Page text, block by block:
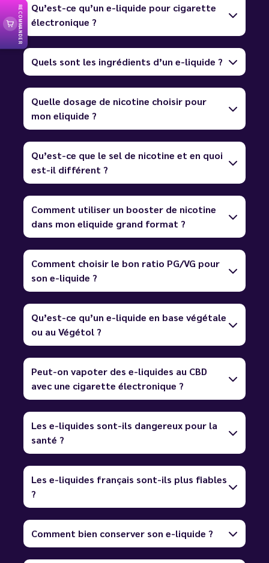
Qu’est-ce qu’un e-liquide pour cigarette
électronique ?
Quels sont les ingrédients d’un e-liquide ?
Quelle dosage de nicotine choisir pour
mon eliquide ?
Qu’est-ce que le sel de nicotine et en quoi
est-il différent ?
Comment utiliser un booster de nicotine
dans mon eliquide grand format ?
Comment choisir le bon ratio PG/VG pour
son e-liquide ?
Qu’est-ce qu’un e-liquide en base végétale
ou au Végétol ?
Peut-on vapoter des e-liquides au CBD
avec une cigarette électronique ?
Les e-liquides sont-ils dangereux pour la
santé ?
Les e-liquides français sont-ils plus fiables
?
Comment bien conserver son e-liquide ?
RECOMMANDER